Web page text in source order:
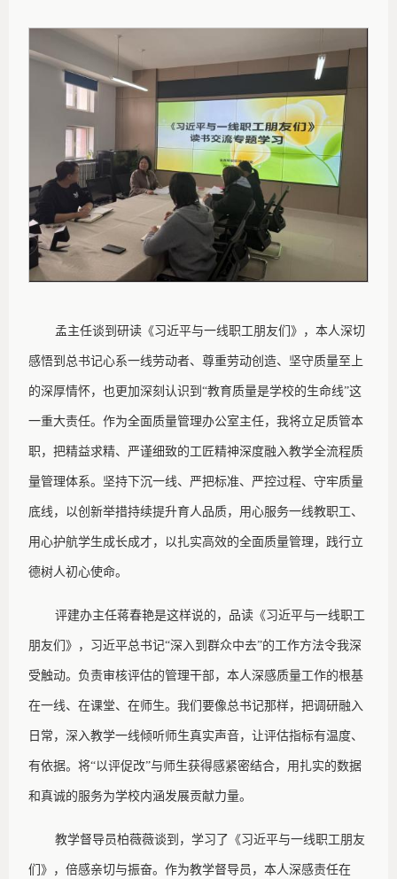
孟主任谈到研读《习近平与一线职工朋友们》，本人深切
感悟到总书记心系一线劳动者、尊重劳动创造、坚守质量至上
的深厚情怀，也更加深刻认识到“教育质量是学校的生命线”这
一重大责任。作为全面质量管理办公室主任，我将立足质管本
职，把精益求精、严谨细致的工匠精神深度融入教学全流程质
量管理体系。坚持下沉一线、严把标准、严控过程、守牢质量
底线，以创新举措持续提升育人品质，用心服务一线教职工、
用心护航学生成长成才，以扎实高效的全面质量管理，践行立
德树人初心使命。
评建办主任蒋春艳是这样说的，品读《习近平与一线职工
朋友们》，习近平总书记“深入到群众中去”的工作方法令我深
受触动。负责审核评估的管理干部，本人深感质量工作的根基
在一线、在课堂、在师生。我们要像总书记那样，把调研融入
日常，深入教学一线倾听师生真实声音，让评估指标有温度、
有依据。将“以评促改”与师生获得感紧密结合，用扎实的数据
和真诚的服务为学校内涵发展贡献力量。
教学督导员柏薇薇谈到，学习了《习近平与一线职工朋友
们》，倍感亲切与振奋。作为教学督导员，本人深感责任在